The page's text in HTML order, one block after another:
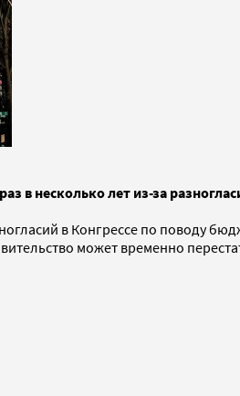
несколько лет из-за
в Конгрессе по поводу
может временно